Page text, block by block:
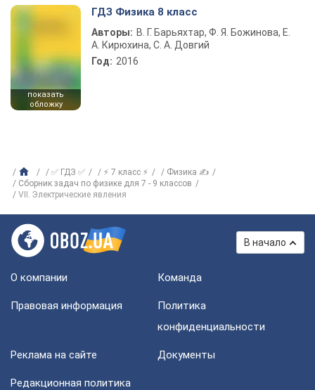
показать
обложку
ГДЗ Физика 8 класс
Авторы: В. Г. Барьяхтар, Ф. Я. Божинова, Е.
А. Кирюхина, С. А. Довгий
Год: 2016
✅ ГДЗ ✅ ⚡ 7 класс ⚡
Физика ✍
Сборник задач по физике для 7 - 9 классов
VII. Электрические явления
В начало
О компании Команда
Правовая информация
Политика
конфиденциальности
Реклама на сайте Документы
Редакционная политика